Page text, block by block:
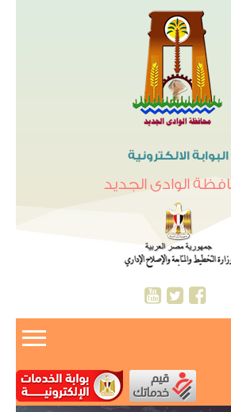
البوابة الالكترونية
الوادى الجديد